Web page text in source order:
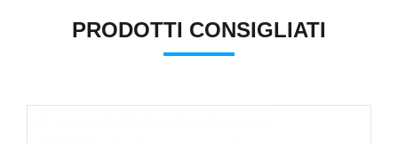
PRODOTTI CONSIGLIATI